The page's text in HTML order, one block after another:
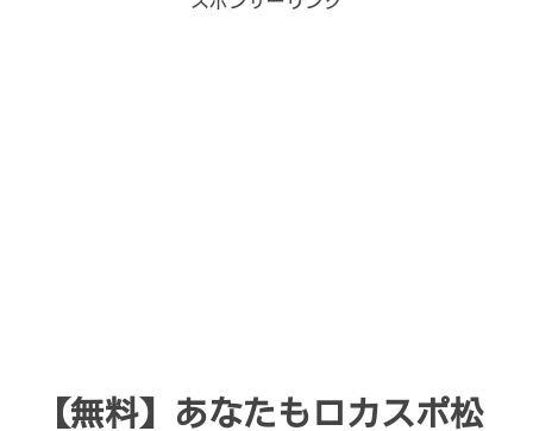
【無料】あなたもロカスポ松